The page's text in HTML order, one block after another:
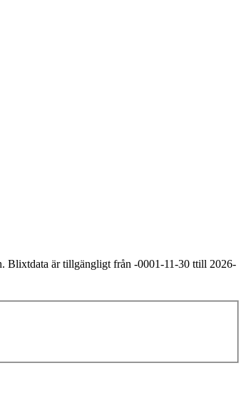
Blixtdata är tillgängligt från -0001-11-30 ttill 2026-